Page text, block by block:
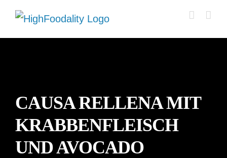
Zum
Inhalt
CAUSA RELLENA MIT
KRABBENFLEISCH
UND AVOCADO